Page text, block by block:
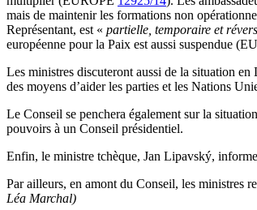
mais de maintenir les formations non
Représentant, est « partielle, temporaire et
européenne pour la Paix est aussi suspendue
Les ministres discuteront aussi de la situation
des moyens d’aider les parties et les Nations
Le Conseil se penchera également sur la
pouvoirs à un Conseil présidentiel.
Enfin, le ministre tchèque, Jan Lipavský,
Par ailleurs, en amont du Conseil, les ministres
Léa Marchal)